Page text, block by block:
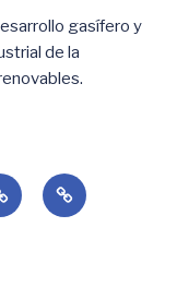
gasífero y
de la